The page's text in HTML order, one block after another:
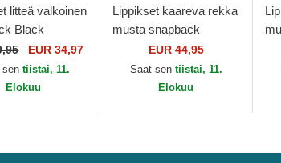
litteä valkoinen
Black
Stealth Explorer
Flats The
EUR 34,97
sen tiistai, 11.
Elokuu
Lippikset kaareva rekka
musta snapback
Strength Panther The
Farm Goorin Bros.
EUR 44,95
Saat sen tiistai, 11.
Elokuu